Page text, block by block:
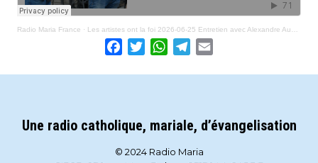
Radio Maria France · Les artistes ont la foi 2026-06-25 Entretien avec Alexandre Aubertin
Facebook
TwitterWhatsApp
Telegram
Une radio catholique, mariale, d’évangelisation
© 2024 Radio Maria